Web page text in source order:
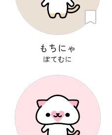
もちにゃ
ぽてむに